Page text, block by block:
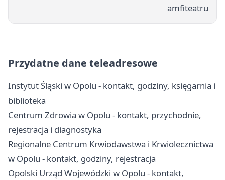
amfiteatru
Przydatne dane teleadresowe
Instytut Śląski w Opolu - kontakt, godziny, księgarnia i
biblioteka
Centrum Zdrowia w Opolu - kontakt, przychodnie,
rejestracja i diagnostyka
Regionalne Centrum Krwiodawstwa i Krwiolecznictwa
w Opolu - kontakt, godziny, rejestracja
Opolski Urząd Wojewódzki w Opolu - kontakt,